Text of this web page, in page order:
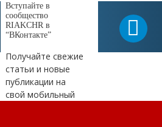
Вступайте в
сообщество
RIAKCHR в
“ВКонтакте”
Получайте свежие
статьи и новые
публикации на
свой мобильный